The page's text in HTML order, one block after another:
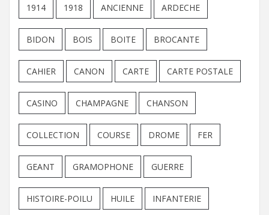
1914 1918 ANCIENNE ARDECHE
BIDON BOIS BOITE BROCANTE
CAHIER CANON CARTE CARTE POSTALE
CASINO CHAMPAGNE CHANSON
COLLECTION COURSE DROME FER
GEANT GRAMOPHONE GUERRE
HISTOIRE-POILU HUILE INFANTERIE